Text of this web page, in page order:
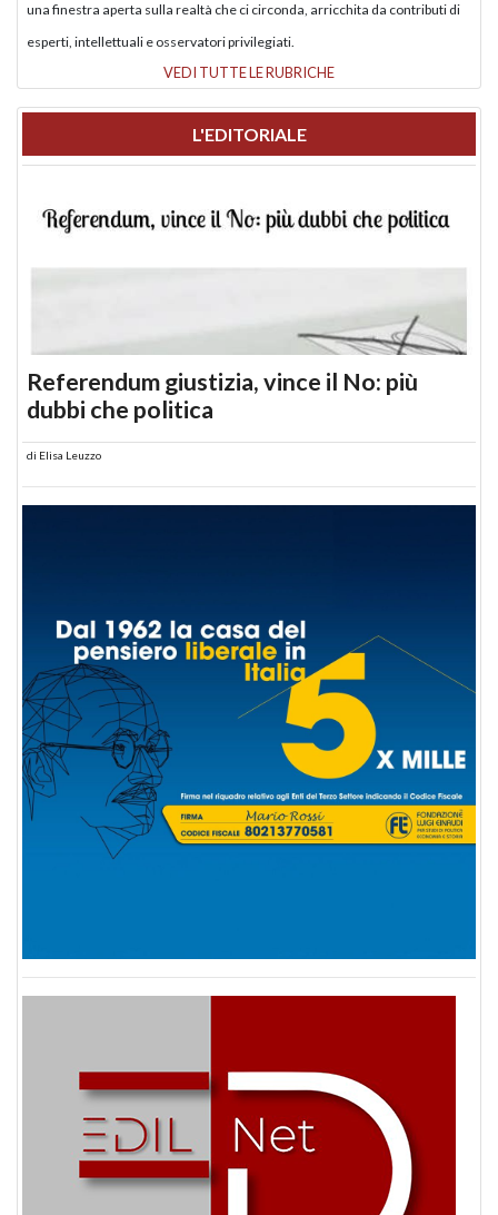
una finestra aperta sulla realtà che ci circonda, arricchita da contributi di
esperti, intellettuali e osservatori privilegiati.
VEDI TUTTE LE RUBRICHE
L'EDITORIALE
Referendum giustizia, vince il No: più
dubbi che politica
di Elisa Leuzzo